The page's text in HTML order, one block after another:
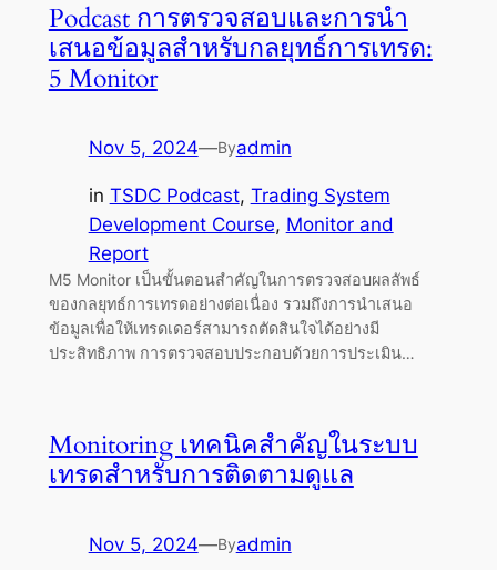
Podcast การตรวจสอบและการนำ
เสนอข้อมูลสำหรับกลยุทธ์การเทรด:
5 Monitor
Nov 5, 2024—Byadmin
in TSDC Podcast, Trading System
Development Course, Monitor and
Report
M5 Monitor เป็นขั้นตอนสำคัญในการตรวจสอบผลลัพธ์
ของกลยุทธ์การเทรดอย่างต่อเนื่อง รวมถึงการนำเสนอ
ข้อมูลเพื่อให้เทรดเดอร์สามารถตัดสินใจได้อย่างมี
ประสิทธิภาพ การตรวจสอบประกอบด้วยการประเมิน…
Monitoring เทคนิคสำคัญในระบบ
เทรดสำหรับการติดตามดูแล
Nov 5, 2024—Byadmin